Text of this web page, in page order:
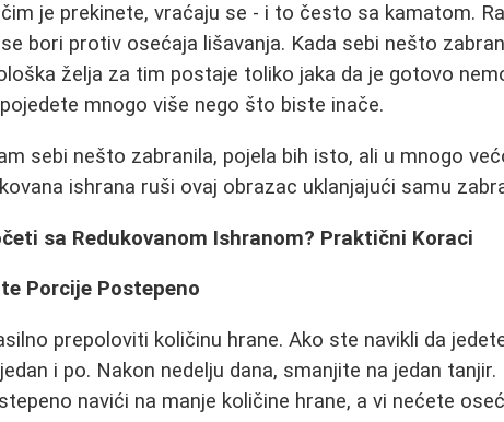
je prekinete, vraćaju se - i to često sa kamatom.
bori protiv osećaja lišavanja. Kada sebi nešto
želja za tim postaje toliko jaka da je gotovo
mnogo više nego što biste inače.
sebi nešto zabranila, pojela bih isto, ali u mnogo
ishrana ruši ovaj obrazac uklanjajući samu
sa Redukovanom Ishranom? Praktični Koraci
Porcije Postepeno
prepoloviti količinu hrane. Ako ste navikli da
i po. Nakon nedelju dana, smanjite na jedan
navići na manje količine hrane, a vi nećete